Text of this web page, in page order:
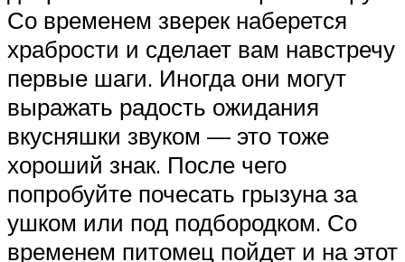
Со временем зверек наберется
храбрости и сделает вам навстречу
первые шаги. Иногда они могут
выражать радость ожидания
вкусняшки звуком — это тоже
хороший знак. После чего
попробуйте почесать грызуна за
ушком или под подбородком. Со
временем питомец пойдет и на этот